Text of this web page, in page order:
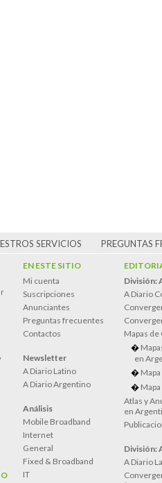
SERVICIOS PREGUNTAS
EN ESTE SITIO
Mi cuenta
Suscripciones
Anunciantes
Preguntas frecuentes
Contactos
Newsletter
A Diario Latino
A Diario Argentino
Análisis
Mobile Broadband
Internet
General
Fixed & Broadband
IT
División:
A Diario
Mapas
en
Atlas y
en
División:
A Diario